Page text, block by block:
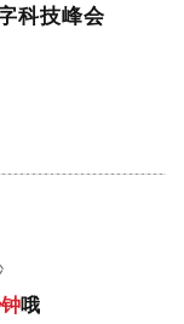
科技峰会
哦